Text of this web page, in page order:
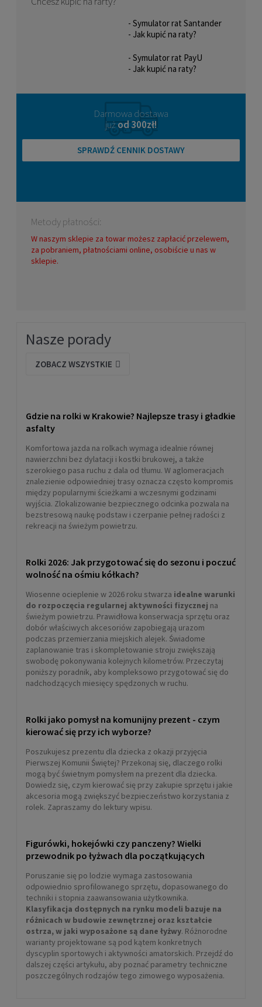
- Symulator rat Santander
- Jak kupić na raty?
- Symulator rat PayU
- Jak kupić na raty?
Darmowa dostawa
już od 300zł!
SPRAWDŹ CENNIK DOSTAWY
Metody płatności:
W naszym sklepie za towar możesz zapłacić przelewem,
za pobraniem, płatnościami online, osobiście u nas w
sklepie.
Nasze porady
ZOBACZ WSZYSTKIE
Gdzie na rolki w Krakowie? Najlepsze trasy i gładkie
asfalty
Komfortowa jazda na rolkach wymaga idealnie równej
nawierzchni bez dylatacji i kostki brukowej, a także
szerokiego pasa ruchu z dala od tłumu. W aglomeracjach
znalezienie odpowiedniej trasy oznacza często kompromis
między popularnymi ścieżkami a wczesnymi godzinami
wyjścia. Zlokalizowanie bezpiecznego odcinka pozwala na
bezstresową naukę podstaw i czerpanie pełnej radości z
rekreacji na świeżym powietrzu.
Rolki 2026: Jak przygotować się do sezonu i poczuć
wolność na ośmiu kółkach?
Wiosenne ocieplenie w 2026 roku stwarza idealne warunki
do rozpoczęcia regularnej aktywności fizycznej na
świeżym powietrzu. Prawidłowa konserwacja sprzętu oraz
dobór właściwych akcesoriów zapobiegają urazom
podczas przemierzania miejskich alejek. Świadome
zaplanowanie tras i skompletowanie stroju zwiększają
swobodę pokonywania kolejnych kilometrów. Przeczytaj
poniższy poradnik, aby kompleksowo przygotować się do
nadchodzących miesięcy spędzonych w ruchu.
Rolki jako pomysł na komunijny prezent - czym
kierować się przy ich wyborze?
Poszukujesz prezentu dla dziecka z okazji przyjęcia
Pierwszej Komunii Świętej? Przekonaj się, dlaczego rolki
mogą być świetnym pomysłem na prezent dla dziecka.
Dowiedz się, czym kierować się przy zakupie sprzętu i jakie
akcesoria mogą zwiększyć bezpieczeństwo korzystania z
rolek. Zapraszamy do lektury wpisu.
Figurówki, hokejówki czy panczeny? Wielki
przewodnik po łyżwach dla początkujących
Poruszanie się po lodzie wymaga zastosowania
odpowiednio sprofilowanego sprzętu, dopasowanego do
techniki i stopnia zaawansowania użytkownika.
Klasyfikacja dostępnych na rynku modeli bazuje na
różnicach w budowie zewnętrznej oraz kształcie
ostrza, w jaki wyposażone są dane łyżwy. Różnorodne
warianty projektowane są pod kątem konkretnych
dyscyplin sportowych i aktywności amatorskich. Przejdź do
dalszej części artykułu, aby poznać parametry techniczne
poszczególnych rodzajów tego zimowego wyposażenia.